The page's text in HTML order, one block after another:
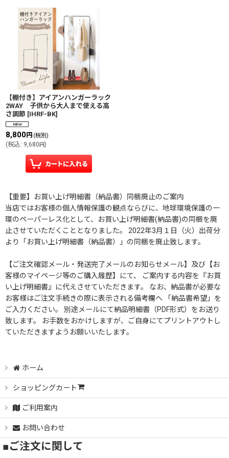
【棚付き】アイアンハンガーラック
2WAY 子供から大人まで使える高
さ調節 [IHRF-BK]
8,800円 (税別)
(税込: 9,680円)
【重要】お買い上げ明細書（納品書）同梱廃止のご案内
当店ではお客様の個人情報保護の観点ならびに、地球環境保護の一
環のペーパーレス化として、お買い上げ明細書(納品書)の同梱を廃
止させていただくこととなりました。 2022年3月１日（火）出荷分
より「お買い上げ明細書（納品書）」の同梱を廃止致します。
【ご注文確認メール・発送完了メールのお知らせメール】及び【お
客様のマイページ等のご購入履歴】にて、 ご案内する内容を『お買
い上げ明細書』に代えさせていただきます。 なお、納品書が必要な
お客様はご注文手続きの際に表示される備考欄へ 「納品書希望」を
ご入力ください。 別途メールにて納品明細書（PDF形式）をお送り
致します。 お手数をおかけしますが、ご自身にてプリントアウトし
ていただきますようお願いいたします。
ホーム
ショッピングカート
ご利用案内
お問い合わせ
■ご注文に関して